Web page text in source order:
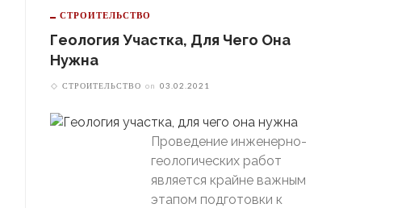
СТРОИТЕЛЬСТВО
Геология Участка, Для Чего Она
Нужна
СТРОИТЕЛЬСТВО on 03.02.2021
Проведение инженерно-
геологических работ
является крайне важным
этапом подготовки к